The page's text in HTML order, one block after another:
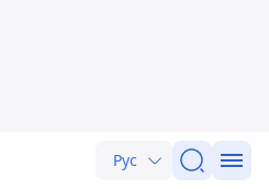
Рус